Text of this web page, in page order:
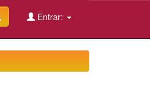
Entrar: